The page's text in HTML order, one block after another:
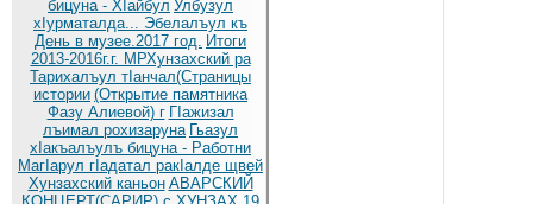
бицуна - ХIайбул Улбузул
хIурматалда... Эбелалъул къ
День в музее.2017 год. Итоги
2013-2016г.г. МРХунзахский ра
Тарихалъул тIанчал(Страницы
истории (Открытие памятника
Фазу Алиевой) г ГIажизал
лъимал рохизаруна Гьазул
хIакъалъулъ бицуна - Работни
МагIарул гIадатал ракIалде щвей
Хунзахский каньон АВАРСКИЙ